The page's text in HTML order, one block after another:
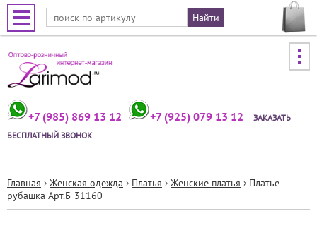
Jump to navigation
+7 (985) 869 13 12 +7 (925) 079 13 12
ЗАКАЗАТЬ
БЕСПЛАТНЫЙ ЗВОНОК
Вы
Главная › Женская одежда › Платья › Женские платья › Платье
рубашка Арт.Б-31160